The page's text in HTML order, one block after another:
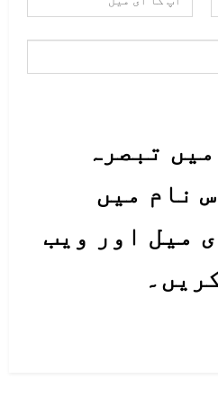
تبصرہ
نام میں
میل اور ویب